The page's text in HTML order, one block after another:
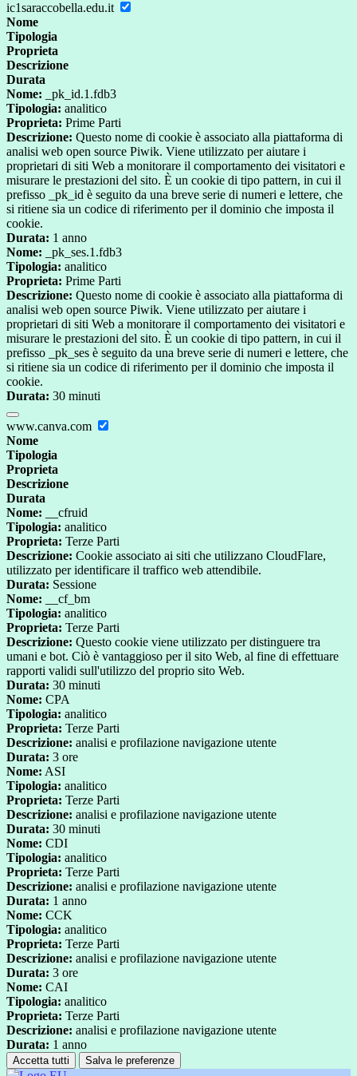
ic1saraccobella.edu.it
Nome
Tipologia
Proprieta
Descrizione
Durata
Nome: _pk_id.1.fdb3
Tipologia: analitico
Proprieta: Prime Parti
Descrizione: Questo nome di cookie è associato alla piattaforma di
analisi web open source Piwik. Viene utilizzato per aiutare i
proprietari di siti Web a monitorare il comportamento dei visitatori e
misurare le prestazioni del sito. È un cookie di tipo pattern, in cui il
prefisso _pk_id è seguito da una breve serie di numeri e lettere, che
si ritiene sia un codice di riferimento per il dominio che imposta il
cookie.
Durata: 1 anno
Nome: _pk_ses.1.fdb3
Tipologia: analitico
Proprieta: Prime Parti
Descrizione: Questo nome di cookie è associato alla piattaforma di
analisi web open source Piwik. Viene utilizzato per aiutare i
proprietari di siti Web a monitorare il comportamento dei visitatori e
misurare le prestazioni del sito. È un cookie di tipo pattern, in cui il
prefisso _pk_ses è seguito da una breve serie di numeri e lettere, che
si ritiene sia un codice di riferimento per il dominio che imposta il
cookie.
Durata: 30 minuti
www.canva.com
Nome
Tipologia
Proprieta
Descrizione
Durata
Nome: __cfruid
Tipologia: analitico
Proprieta: Terze Parti
Descrizione: Cookie associato ai siti che utilizzano CloudFlare,
utilizzato per identificare il traffico web attendibile.
Durata: Sessione
Nome: __cf_bm
Tipologia: analitico
Proprieta: Terze Parti
Descrizione: Questo cookie viene utilizzato per distinguere tra
umani e bot. Ciò è vantaggioso per il sito Web, al fine di effettuare
rapporti validi sull'utilizzo del proprio sito Web.
Durata: 30 minuti
Nome: CPA
Tipologia: analitico
Proprieta: Terze Parti
Descrizione: analisi e profilazione navigazione utente
Durata: 3 ore
Nome: ASI
Tipologia: analitico
Proprieta: Terze Parti
Descrizione: analisi e profilazione navigazione utente
Durata: 30 minuti
Nome: CDI
Tipologia: analitico
Proprieta: Terze Parti
Descrizione: analisi e profilazione navigazione utente
Durata: 1 anno
Nome: CCK
Tipologia: analitico
Proprieta: Terze Parti
Descrizione: analisi e profilazione navigazione utente
Durata: 3 ore
Nome: CAI
Tipologia: analitico
Proprieta: Terze Parti
Descrizione: analisi e profilazione navigazione utente
Durata: 1 anno
Accetta tutti Salva le preferenze